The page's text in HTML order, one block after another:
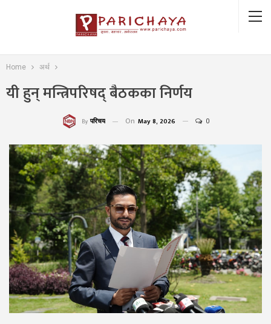
Home अर्थ
यी हुन् मन्त्रिपरिषद् बैठकका निर्णय
By परिचय On May 8, 2026 0